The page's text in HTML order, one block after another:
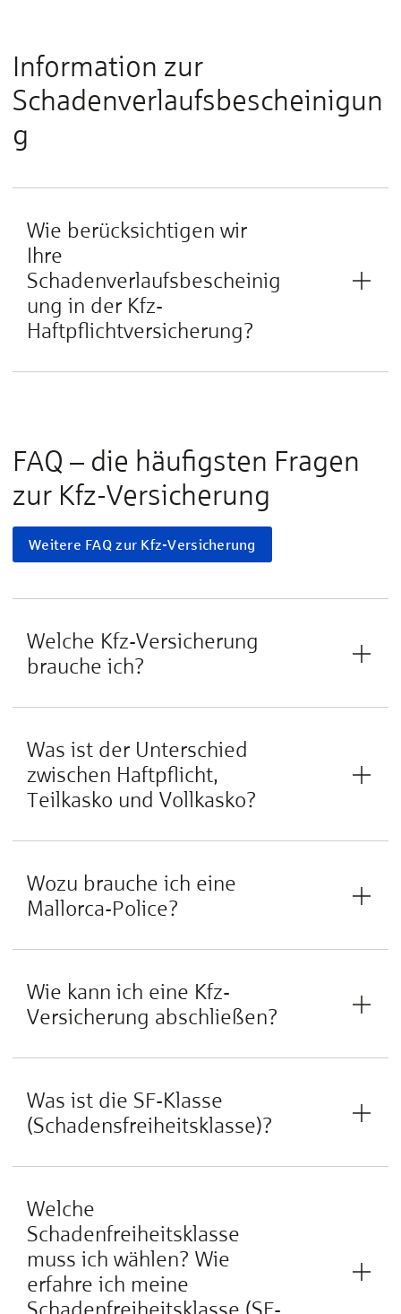
Information zur
Schadenverlaufsbescheinigun
g
Wie berücksichtigen wir
Ihre
Schadenverlaufsbescheinig
ung in der Kfz-
Haftpflichtversicherung?
FAQ – die häufigsten Fragen
zur Kfz-Versicherung
Weitere FAQ zur Kfz-Versicherung
Welche Kfz-Versicherung
brauche ich?
Was ist der Unterschied
zwischen Haftpflicht,
Teilkasko und Vollkasko?
Wozu brauche ich eine
Mallorca-Police?
Wie kann ich eine Kfz-
Versicherung abschließen?
Was ist die SF-Klasse
(Schadensfreiheitsklasse)?
Welche
Schadenfreiheitsklasse
muss ich wählen? Wie
erfahre ich meine
Schadenfreiheitsklasse (SF-